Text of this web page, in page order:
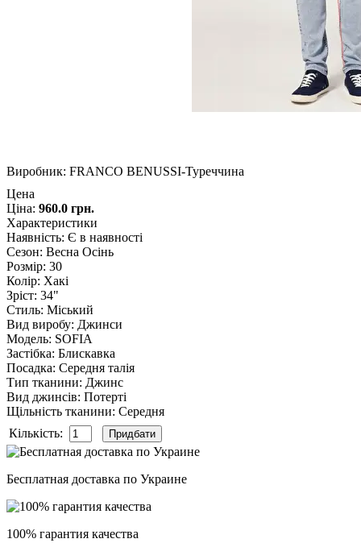
Виробник: FRANCO BENUSSI-Туреччина
Цена
Ціна: 960.0 грн.
Характеристики
Наявність: Є в наявності
Сезон: Весна Осінь
Розмір: 30
Колір: Хакі
Зріст: 34"
Стиль: Міський
Вид виробу: Джинси
Модель: SOFIA
Застібка: Блискавка
Посадка: Середня талія
Тип тканини: Джинс
Вид джинсів: Потерті
Щільність тканини: Середня
Кількість:
Бесплатная доставка по Украине
100% гарантия качества